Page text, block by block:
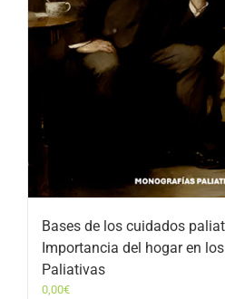
Bases de los cuidados
Importancia del hogar en
Paliativas
0,00€